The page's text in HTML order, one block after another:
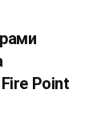
Point